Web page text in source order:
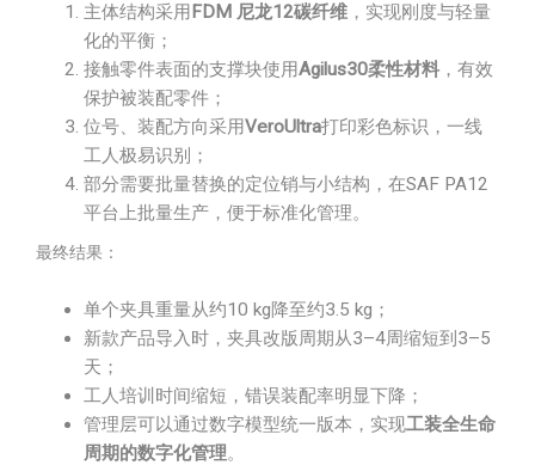
主体结构采用 FDM 尼龙12碳纤维 ，实现刚度与轻量
化的平衡；
接触零件表面的支撑块使用Agilus30柔性材料 ，有效
保护被装配零件；
位号、装配方向采用VeroUltra打印彩色标识，一线
工人极易识别；
部分需要批量替换的定位销与小结构，在SAF PA12
平台上批量生产，便于标准化管理。
最终结果：
单个夹具重量从约10 kg降至约3.5 kg；
新款产品导入时，夹具改版周期从3–4周缩短到3–5
天；
工人培训时间缩短，错误装配率明显下降；
管理层可以通过数字模型统一版本，实现工装全生命
周期的数字化管理。